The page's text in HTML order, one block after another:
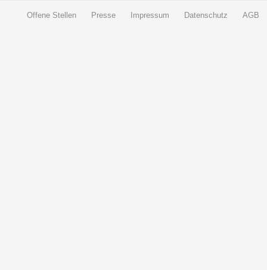
Offene Stellen Presse Impressum Datenschutz AGB